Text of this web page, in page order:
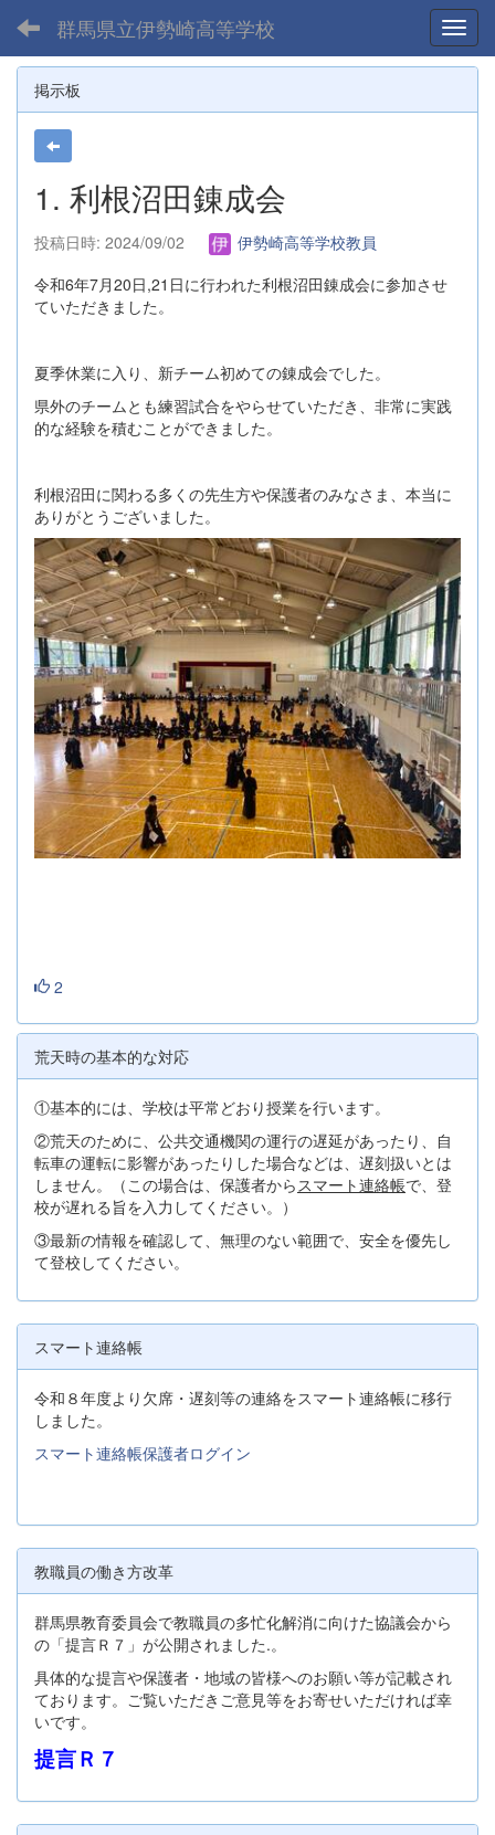
群馬県立伊勢崎高等学校
掲示板
1. 利根沼田錬成会
投稿日時: 2024/09/02
伊勢崎高等学校教員
令和6年7月20日,21日に行われた利根沼田錬成会に参加させ
ていただきました。
夏季休業に入り、新チーム初めての錬成会でした。
県外のチームとも練習試合をやらせていただき、非常に実践
的な経験を積むことができました。
利根沼田に関わる多くの先生方や保護者のみなさま、本当に
ありがとうございました。
2
荒天時の基本的な対応
①基本的には、学校は平常どおり授業を行います。
②荒天のために、公共交通機関の運行の遅延があったり、自
転車の運転に影響があったりした場合などは、遅刻扱いとは
しません。（この場合は、保護者から スマート連絡帳で、登
校が遅れる旨を入力してください。）
③最新の情報を確認して、無理のない範囲で、安全を優先し
て登校してください。
スマート連絡帳
令和８年度より欠席・遅刻等の連絡をスマート連絡帳に移行
しました。
スマート連絡帳保護者ログイン
教職員の働き方改革
群馬県教育委員会で教職員の多忙化解消に向けた協議会から
の「提言Ｒ７」が公開されました.。
具体的な提言や保護者・地域の皆様へのお願い等が記載され
ております。ご覧いただきご意見等をお寄せいただければ幸
いです。
提言Ｒ７